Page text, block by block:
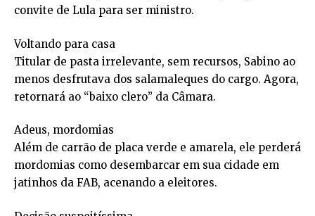
convite de Lula para ser ministro.
Voltando para casa
Titular de pasta irrelevante, sem recursos, Sabino ao
menos desfrutava dos salamaleques do cargo. Agora,
retornará ao “baixo clero” da Câmara.
Adeus, mordomias
Além de carrão de placa verde e amarela, ele perderá
mordomias como desembarcar em sua cidade em
jatinhos da FAB, acenando a eleitores.